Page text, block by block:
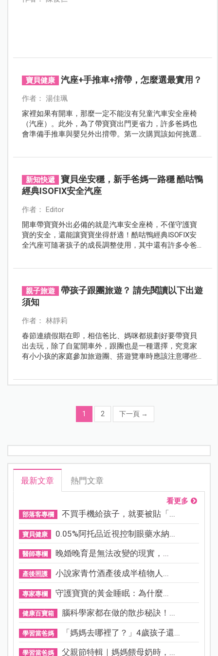
寶貝健康 汽座+手推車+揹帶，怎麼選最實用？
作者： 湯佳珮
家裡如果有開車，那麼一定不能沒有兒童汽車安全座椅
（汽座）。此外，為了帶寶寶出門更省力，許多爸媽也
會準備手推車與嬰兒外出揹帶。第一次購買該如何挑選
新知快遞
寶貝坐安穩，新手爸媽一路穩 酷咕鴨
經典ISOFIX安全汽座
作者： Editor
開車帶寶寶外出必備的就是汽車安全座椅，不僅守護寶
寶的安全，還能讓寶寶坐得舒適！酷咕鴨經典ISOFIX安
全汽座可隨著孩子的成長調整使用，其中還有許多令爸
親子旅遊
帶孩子跟團旅遊？ 請先閱讀以下出遊
須知
作者： 林靜莉
春節連續假期在即，相信爸比、媽咪都規劃好要帶寶貝
出去玩，除了自駕開車外，跟團也是一種選擇，究竟家
有小小孩的家庭參加旅遊團、搭遊覽車時應該注意哪些
1 2 下一頁 →
最新文章 熱門文章
看更多
部落客專欄 不買手機給孩子，就要被貼「...
寶貝健康 0.05%阿托品近視控制眼藥水納...
醫師專欄 晚婚晚育是無法改變的現實，...
產後照護 小說家青竹酒產後成半植物人...
專家專欄 守護寶寶的黃金睡眠：為什麼...
健康百寶箱 腦科學家都在做的散步秘訣！...
學習當爸媽 「媽媽去哪裡了？」4歲孩子還...
學習當爸媽 父親節特輯｜媽媽餵母奶時，...